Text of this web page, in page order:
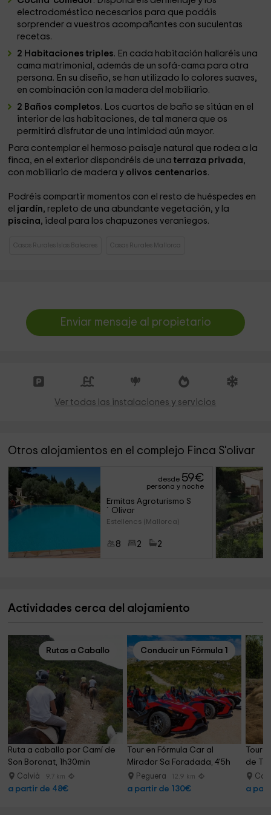
electrodoméstico necesarios para que podáis
sorprender a vuestros acompañantes con suculentas
recetas.
2 Habitaciones triples. En cada habitación hallaréis una
cama matrimonial, además de un sofá-cama para otra
persona. En su diseño, se han utilizado lo colores suaves,
en combinación con la madera del mobiliario.
2 Baños completos. Los cuartos de baño se sitúan en el
interior de las habitaciones, de tal manera que os
permitirá disfrutar de una intimidad aún mayor.
Para contemplar el hermoso paisaje natural que rodea a la
finca, en el exterior dispondréis de unaterraza privada,
con mobiliario de madera y olivos centenarios.
Podréis compartir momentos con el resto de huéspedes en
el jardín, repleto de una abundante vegetación, y la
piscina, ideal para los chapuzones veraniegos.
Casas Rurales Islas Baleares Casas Rurales Mallorca
Enviar mensaje al propietario
Ver todas las instalaciones y servicios
Otros alojamientos en el complejo Finca S'olivar
desde 59€
persona y noche
Ermitas Agroturismo S
´Olivar
Estellencs (Mallorca)
8 2 2
Actividades cerca del alojamiento
Rutas a Caballo
Ruta a caballo por Camí de
Son Boronat, 1h30min
Calvià 9.7 km
a partir de 48€
Conducir un Fórmula 1
Tour en Fórmula Car al
Mirador Sa Foradada, 4'5h
Peguera 12.9 km
a partir de 130€
Tour
de
a